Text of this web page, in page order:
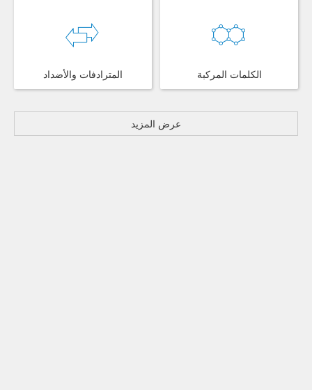
المترادفات والأضداد الكلمات المركبة
عرض المزيد